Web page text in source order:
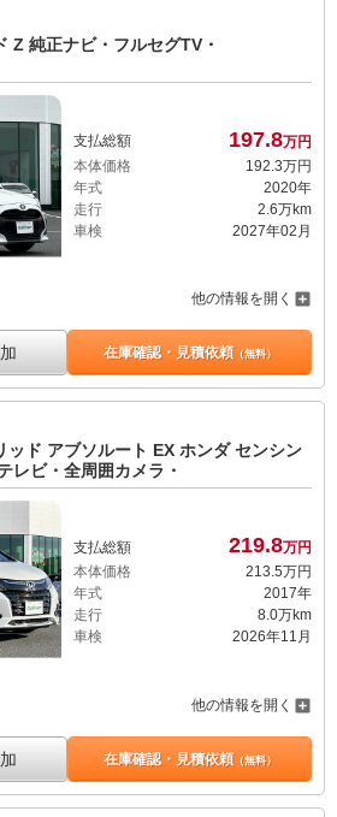
Z 純正ナビ・フルセグTV・
支払総額 197.8万円
本体価格
192. 3万円
年式
2020年
走行
2.6万km
車検
2027年02月
他の情報を開く
在庫確認・見積依頼（無料）
ッド アブソルート EX ホンダ センシン
レビ・全周囲カメラ・
支払総額 219.8万円
本体価格
213.5万円
年式
2017年
走行
8.0万km
車検
2026年11月
他の情報を開く
在庫確認・見積依頼（無料）